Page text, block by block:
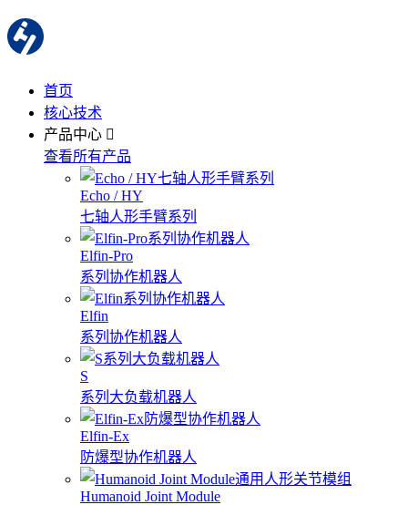
首页
核心技术
产品中心
查看所有产品
Echo / HY
七轴人形手臂系列
Elfin-Pro
系列协作机器人
Elfin
系列协作机器人
S
系列大负载机器人
Elfin-Ex
防爆型协作机器人
Humanoid Joint Module